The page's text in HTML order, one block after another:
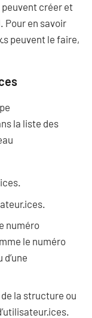
peuvent créer et
Pour en savoir
peuvent le faire,
la liste des
numéro
le numéro
la structure ou